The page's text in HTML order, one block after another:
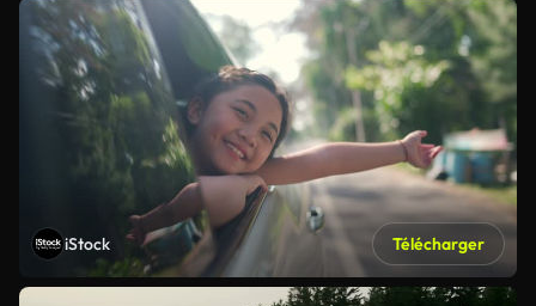
iStock Télécharger